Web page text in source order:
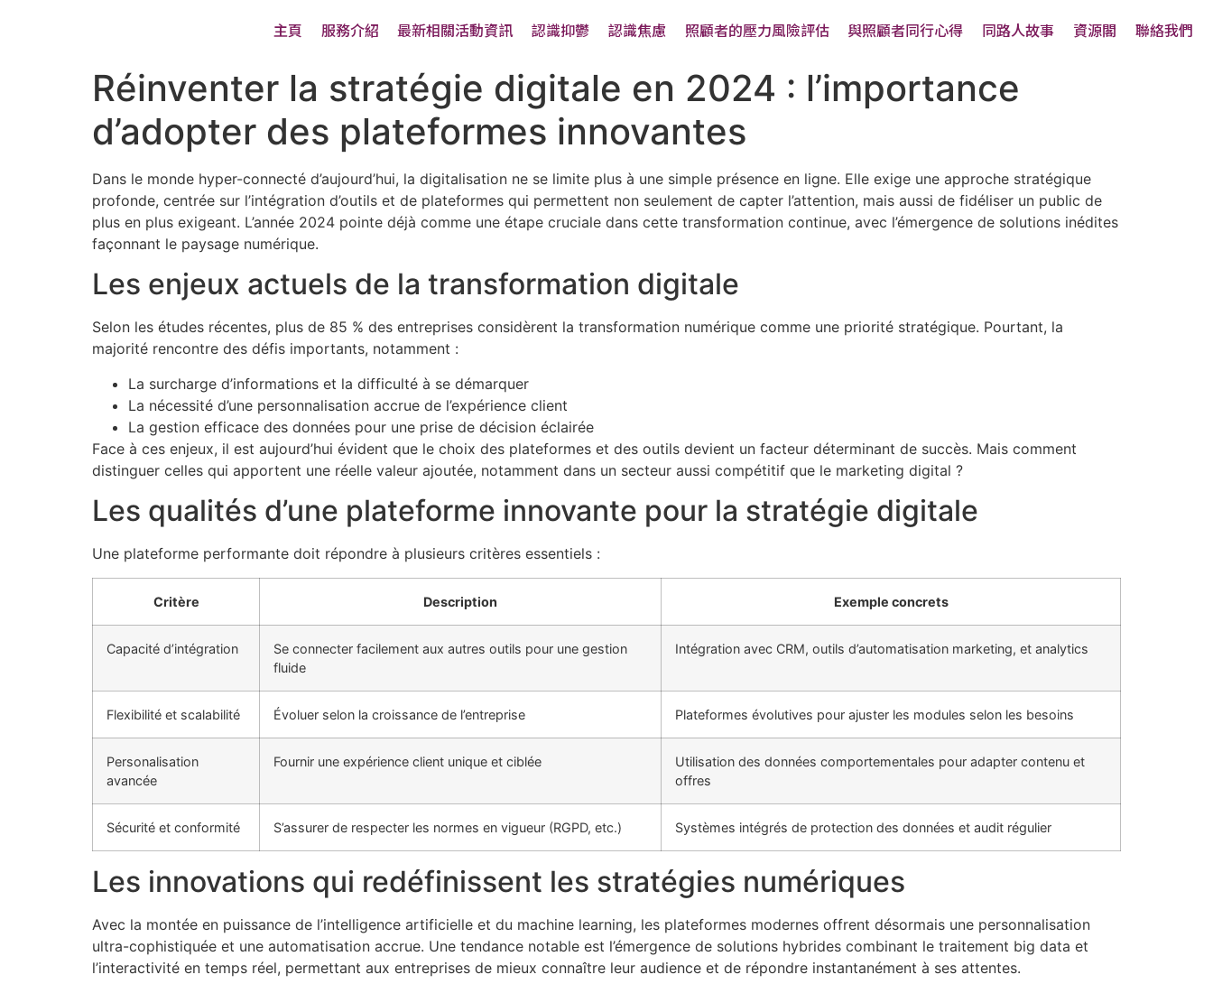
主頁 服務介紹 最新相關活動資訊 認識抑鬱 認識焦慮 照顧者的壓力風險評估 與照顧者同行心得 同路人故事 資源閣 聯絡我們
Réinventer la stratégie digitale en 2024 : l’importance
d’adopter des plateformes innovantes
Dans le monde hyper-connecté d’aujourd’hui, la digitalisation ne se limite plus à une simple présence en ligne. Elle exige une approche stratégique
profonde, centrée sur l’intégration d’outils et de plateformes qui permettent non seulement de capter l’attention, mais aussi de fidéliser un public de
plus en plus exigeant. L’année 2024 pointe déjà comme une étape cruciale dans cette transformation continue, avec l’émergence de solutions inédites
façonnant le paysage numérique.
Les enjeux actuels de la transformation digitale
Selon les études récentes, plus de 85 % des entreprises considèrent la transformation numérique comme une priorité stratégique. Pourtant, la
majorité rencontre des défis importants, notamment :
La surcharge d’informations et la difficulté à se démarquer
La nécessité d’une personnalisation accrue de l’expérience client
La gestion efficace des données pour une prise de décision éclairée
Face à ces enjeux, il est aujourd’hui évident que le choix des plateformes et des outils devient un facteur déterminant de succès. Mais comment
distinguer celles qui apportent une réelle valeur ajoutée, notamment dans un secteur aussi compétitif que le marketing digital ?
Les qualités d’une plateforme innovante pour la stratégie digitale
Une plateforme performante doit répondre à plusieurs critères essentiels :
Critère Description Exemple concrets
Capacité d’intégration
Se connecter facilement aux autres outils pour une gestion
fluide
Intégration avec CRM, outils d’automatisation marketing, et analytics
Flexibilité et scalabilité Évoluer selon la croissance de l’entreprise Plateformes évolutives pour ajuster les modules selon les besoins
Personalisation
avancée
Fournir une expérience client unique et ciblée
Utilisation des données comportementales pour adapter contenu et
offres
Sécurité et conformité S’assurer de respecter les normes en vigueur (RGPD, etc.) Systèmes intégrés de protection des données et audit régulier
Les innovations qui redéfinissent les stratégies numériques
Avec la montée en puissance de l’intelligence artificielle et du machine learning, les plateformes modernes offrent désormais une personnalisation
ultra-cophistiquée et une automatisation accrue. Une tendance notable est l’émergence de solutions hybrides combinant le traitement big data et
l’interactivité en temps réel, permettant aux entreprises de mieux connaître leur audience et de répondre instantanément à ses attentes.